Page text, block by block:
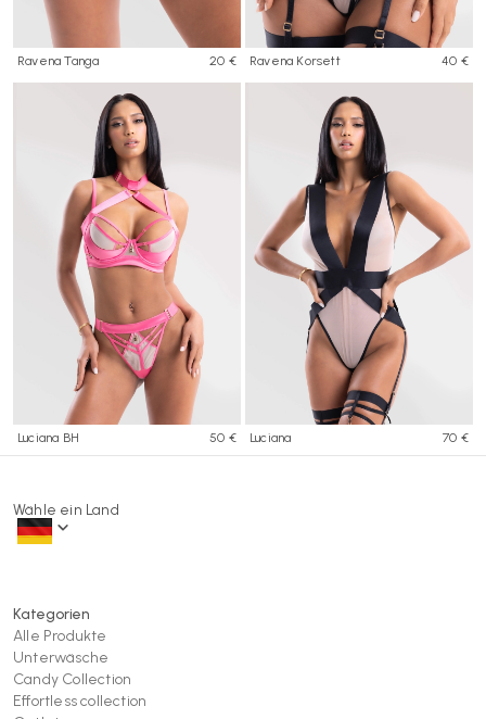
Ravena Tanga 20 € Ravena Korsett 40 €
Luciana BH 50 € Luciana 70 €
Wähle ein Land
Kategorien
Alle Produkte
Unterwäsche
Candy Collection
Effortless collection